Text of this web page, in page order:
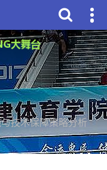
技术保障策略分析